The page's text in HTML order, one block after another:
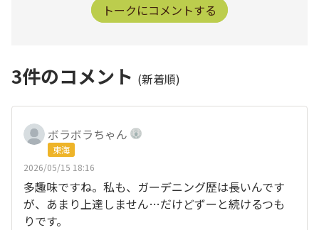
トークにコメントする
3件のコメント (新着順)
ボラボラちゃん
東海
2026/05/15 18:16
多趣味ですね。私も、ガーデニング歴は長いんです
が、あまり上達しません…だけどずーと続けるつも
りです。